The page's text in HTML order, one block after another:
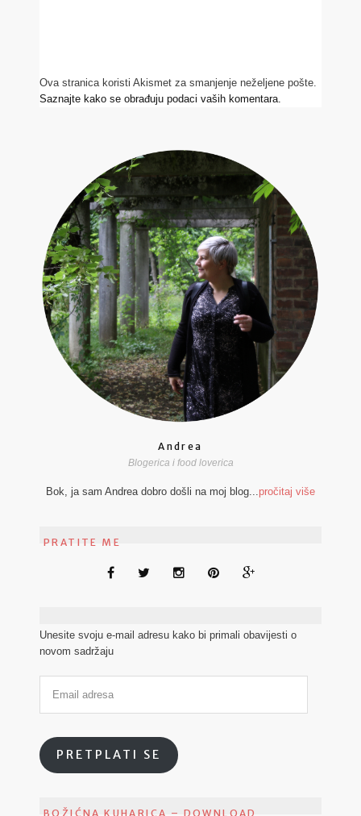
Ova stranica koristi Akismet za smanjenje neželjene pošte.
Saznajte kako se obrađuju podaci vaših komentara.
Andrea
Blogerica i food loverica
Bok, ja sam Andrea dobro došli na moj blog...pročitaj više
PRATITE ME
Unesite svoju e-mail adresu kako bi primali obavijesti o
novom sadržaju
PRETPLATI SE
BOŽIĆNA KUHARICA – DOWNLOAD